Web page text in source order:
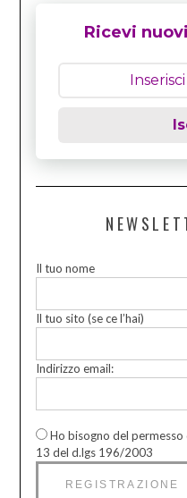
Ricevi
Il tuo nome
Il tuo sito (se ce l’hai)
Indirizzo email:
Ho bisogno del permesso
13 del d.lgs 196/2003